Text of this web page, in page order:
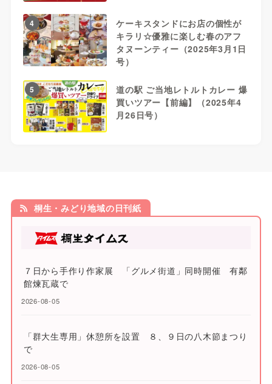
4
ケーキスタンドにお店の個性が
キラリ☆優雅に楽しむ春のアフ
タヌーンティー（2025年3月1日
号）
5
道の駅 ご当地レトルトカレー 爆
買いツアー【前編】（2025年4
月26日号）
桐生・みどり地域の日刊紙
７日から手作り作家展 「グルメ街道」同時開催 有鄰
館煉瓦蔵で
2026-08-05
「群大生専用」休憩所を設置 ８、９日の八木節まつり
で
2026-08-05